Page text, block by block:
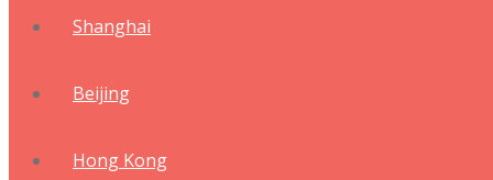
Shanghai
Beijing
Hong Kong